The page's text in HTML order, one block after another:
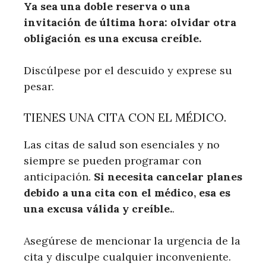
Ya sea una doble reserva o una
invitación de última hora: olvidar otra
obligación es una excusa creíble.
Discúlpese por el descuido y exprese su
pesar.
TIENES UNA CITA CON EL MÉDICO.
Las citas de salud son esenciales y no
siempre se pueden programar con
anticipación. Si necesita cancelar planes
debido a una cita con el médico, esa es
una excusa válida y creíble..
Asegúrese de mencionar la urgencia de la
cita y disculpe cualquier inconveniente.